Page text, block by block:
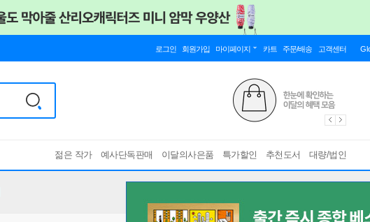
로그인 회원가입 마이페이지 카트 주문/배송 고객센터
젊은 작가 예사단독판매 이달의사은품 특가할인 추천도서 대량/법인